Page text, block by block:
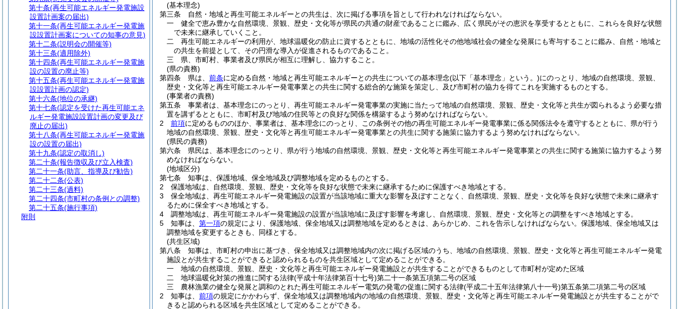
(基本理念)
第三条
自然・地域と再生可能エネルギーとの共生は、次に掲げる事項を旨として行われなければならない。
一
健全で恵み豊かな自然環境、景観、歴史・文化等が県民の共通の財産であることに鑑み、広く県民がその恵沢を享受するとともに、これらを良好な状態
で未来に継承していくこと。
二
再生可能エネルギーの利用が、地球温暖化の防止に資するとともに、地域の活性化その他地域社会の健全な発展にも寄与することに鑑み、自然・地域と
の共生を前提として、その円滑な導入が促進されるものであること。
三
県、市町村、事業者及び県民が相互に理解し、協力すること。
(県の責務)
第四条
県は、 前条に定める自然・地域と再生可能エネルギーとの共生についての基本理念(以下「基本理念」という。)にのっとり、地域の自然環境、景観、
歴史・文化等と再生可能エネルギー発電事業との共生に関する総合的な施策を策定し、及び市町村の協力を得てこれを実施するものとする。
(事業者の責務)
第五条
事業者は、基本理念にのっとり、再生可能エネルギー発電事業の実施に当たって地域の自然環境、景観、歴史・文化等と共生が図られるよう必要な措
置を講ずるとともに、市町村及び地域の住民等との良好な関係を構築するよう努めなければならない。
2
前項に定めるもののほか、事業者は、基本理念にのっとり、この条例その他の再生可能エネルギー発電事業に係る関係法令を遵守するとともに、県が行う
地域の自然環境、景観、歴史・文化等と再生可能エネルギー発電事業との共生に関する施策に協力するよう努めなければならない。
(県民の責務)
第六条
県民は、基本理念にのっとり、県が行う地域の自然環境、景観、歴史・文化等と再生可能エネルギー発電事業との共生に関する施策に協力するよう努
めなければならない。
(地域区分)
第七条
知事は、保護地域、保全地域及び調整地域を定めるものとする。
2
保護地域は、自然環境、景観、歴史・文化等を良好な状態で未来に継承するために保護すべき地域とする。
3
保全地域は、再生可能エネルギー発電施設の設置が当該地域に重大な影響を及ぼすことなく、自然環境、景観、歴史・文化等を良好な状態で未来に継承す
るために保全すべき地域とする。
4
調整地域は、再生可能エネルギー発電施設の設置が当該地域に及ぼす影響を考慮し、自然環境、景観、歴史・文化等との調整をすべき地域とする。
5
知事は、 第一項の規定により、保護地域、保全地域又は調整地域を定めるときは、あらかじめ、これを告示しなければならない。 保護地域、保全地域又は
調整地域を変更するときも、同様とする。
(共生区域)
第八条
知事は、市町村の申出に基づき、保全地域又は調整地域内の次に掲げる区域のうち、地域の自然環境、景観、歴史・文化等と再生可能エネルギー発電
施設とが共生することができると認められるものを共生区域として定めることができる。
一
地域の自然環境、景観、歴史・文化等と再生可能エネルギー発電施設とが共生することができるものとして市町村が定めた区域
二
地球温暖化対策の推進に関する法律(平成十年法律第百十七号)第二十一条第五項第二号の区域
三
農林漁業の健全な発展と調和のとれた再生可能エネルギー電気の発電の促進に関する法律(平成二十五年法律第八十一号)第五条第二項第二号の区域
2
知事は、 前項の規定にかかわらず、保全地域又は調整地域内の地域の自然環境、景観、歴史・文化等と再生可能エネルギー発電施設とが共生することがで
きると認められる区域を共生区域として定めることができる。
第十条(再生可能エネルギー発電施設
設置計画案の届出)
第十一条(再生可能エネルギー発電施
設設置計画案についての知事の意見)
第十二条(説明会の開催等)
第十三条(適用除外)
第十四条(再生可能エネルギー発電施
設の設置の廃止等)
第十五条(再生可能エネルギー発電施
設設置計画の認定)
第十六条(地位の承継)
第十七条(認定を受けた再生可能エネ
ルギー発電施設設置計画の変更及び
廃止の届出)
第十八条(再生可能エネルギー発電施
設の設置の届出)
第十九条(認定の取消し)
第二十条(報告徴収及び立入検査)
第二十一条(助言、指導及び勧告)
第二十二条(公表)
第二十三条(過料)
第二十四条(市町村の条例との調整)
第二十五条(施行事項)
附則